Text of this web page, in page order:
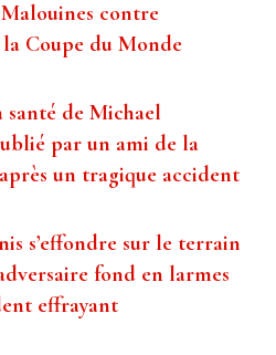
contre
Coupe du Monde
de Michael
par un ami de la
un tragique accident
s’effondre sur le terrain
fond en larmes
effrayant